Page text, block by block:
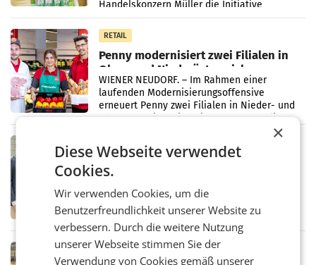
Handelskonzern Müller die Initiative
„Kreislauf-Helden“ in allen österreichischen
Müller-Filialen
RETAIL
Penny modernisiert zwei Filialen in
Ober- und Niederösterreich
WIENER NEUDORF. – Im Rahmen einer
laufenden Modernisierungsoffensive
erneuert Penny zwei Filialen in Nieder- und
Oberösterreich. Die beiden Standorte liegen
Alles bereit für den Wechsel: Jürgen
Albrecht setzt ab 1.1.2027 auf Adeg
Zusammenarbeit zwischen Adeg und dem
Vorarlberger Kaufmann Jürgen Albrecht ist
kartellrechtlich freigegeben: Die
Bundeswettbewerbsbehörde und der
Bundeskartellanwalt
MOBILITY BUSINESS
×
Diese Webseite verwendet
Cookies.
Wir verwenden Cookies, um die
Benutzerfreundlichkeit unserer Website zu
verbessern. Durch die weitere Nutzung
unserer Webseite stimmen Sie der
Verwendung von Cookies gemäß unserer